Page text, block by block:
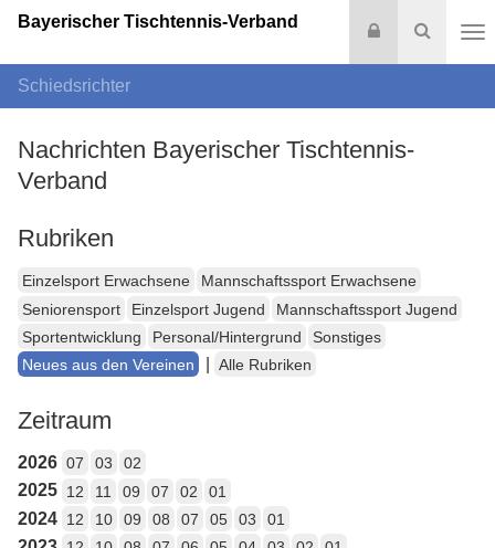
Suche
Login
Bayerischer Tischtennis-Verband
Schiedsrichter
Nachrichten Bayerischer Tischtennis-
Verband
Rubriken
Einzelsport Erwachsene
Mannschaftssport Erwachsene
Seniorensport
Einzelsport Jugend
Mannschaftssport Jugend
Sportentwicklung
Personal/Hintergrund
Sonstiges
Neues aus den Vereinen
Alle Rubriken
Zeitraum
2026 07 03 02
2025 12 11 09 07 02 01
2024 12 10 09 08 07 05 03 01